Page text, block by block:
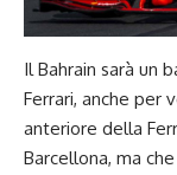
Il Bahrain sarà un
Ferrari, anche per
anteriore della
Barcellona, ma